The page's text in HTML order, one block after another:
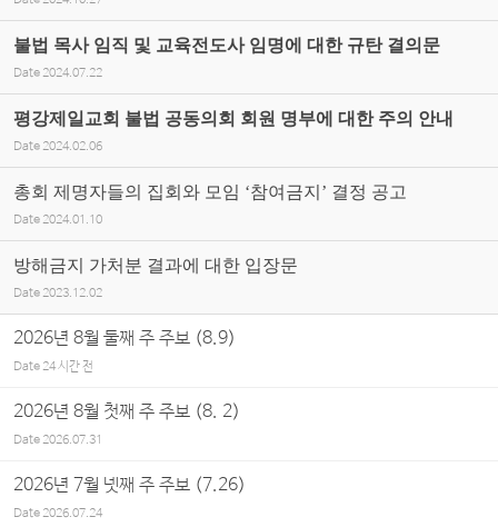
불법 목사 임직 및 교육전도사 임명에 대한 규탄 결의문
Date 2024.07.22
평강제일교회 불법 공동의회 회원 명부에 대한 주의 안내
Date 2024.02.06
총회 제명자들의 집회와 모임 ‘참여금지’ 결정 공고
Date 2024.01.10
방해금지 가처분 결과에 대한 입장문
Date 2023.12.02
2026년 8월 둘째 주 주보 (8.9)
Date24 시간 전
2026년 8월 첫째 주 주보 (8. 2)
Date2026.07.31
2026년 7월 넷째 주 주보 (7.26)
Date2026.07.24